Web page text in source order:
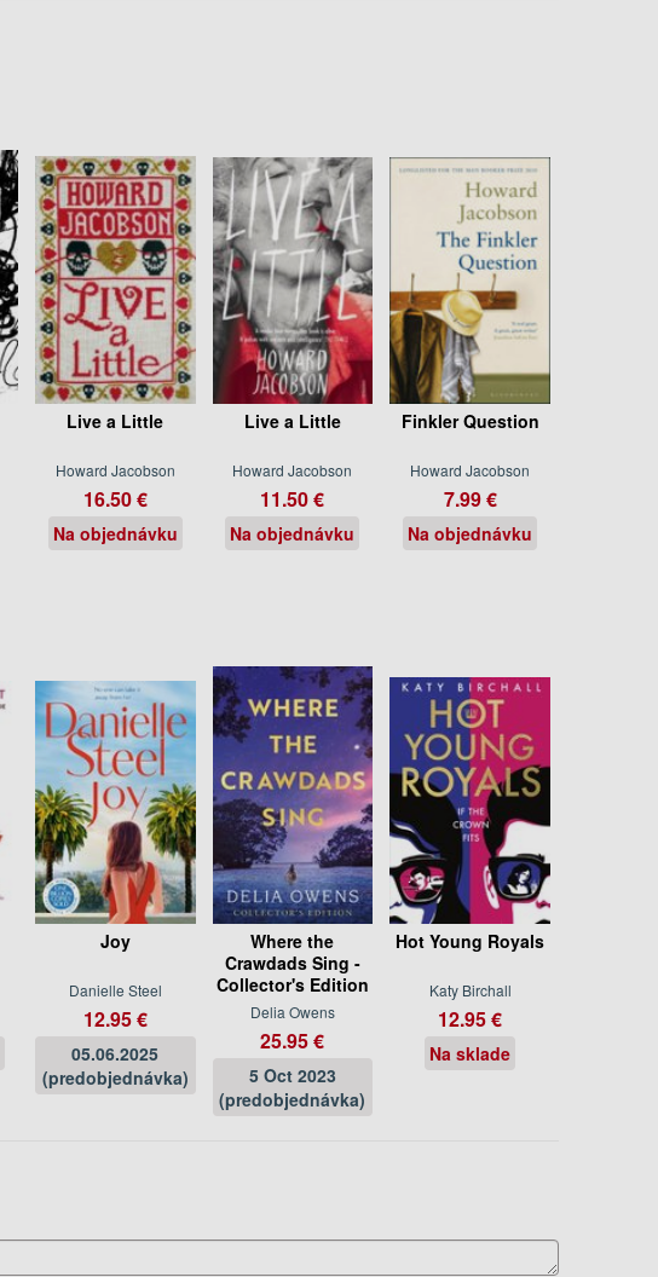
Live a Little
Howard Jacobson
16.50 €
Na objednávku
Live a Little
Howard Jacobson
11.50 €
Na objednávku
Finkler Question
Howard Jacobson
7.99 €
Na objednávku
Joy
Danielle Steel
12.95 €
05.06.2025
(predobjednávka)
Where the
Crawdads Sing -
Collector's Edition
Delia Owens
25.95 €
5 Oct 2023
(predobjednávka)
Hot Young Royals
Katy Birchall
12.95 €
Na sklade